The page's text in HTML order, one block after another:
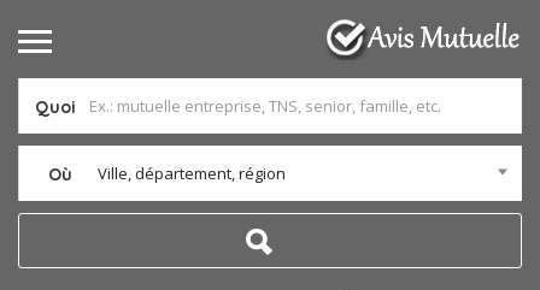
Quoi
Où Ville, département, région